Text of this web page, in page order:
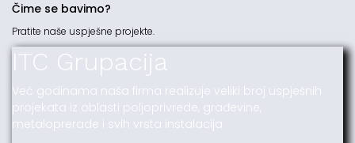
Čime se bavimo?
Pratite naše uspješne projekte.
ITC Grupacija
Već godinama naša firma realizuje veliki broj uspješnih
projekata iz oblasti poljoprivrede, građevine,
metaloprerade i svih vrsta instalacija.